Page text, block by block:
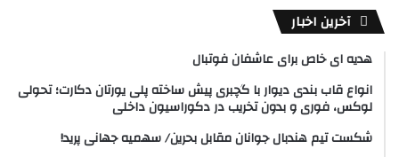
آخرین اخبار
هدیه ای خاص برای عاشفان فوتبال
انواع قاب بندی دیوار با گچبری پیش ساخته پلی یورتان دکارت؛ تحولی
لوکس، فوری و بدون تخریب در دکوراسیون داخلی
شکست تیم هندبال جوانان مقابل بحرین/ سهمیه جهانی پرید!